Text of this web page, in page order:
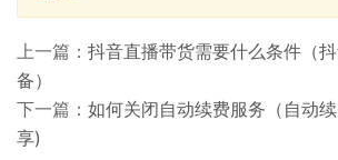
上一篇： 抖音直播带货需要什么条件（
备）
下一篇： 如何关闭自动续费服务（自动
享)